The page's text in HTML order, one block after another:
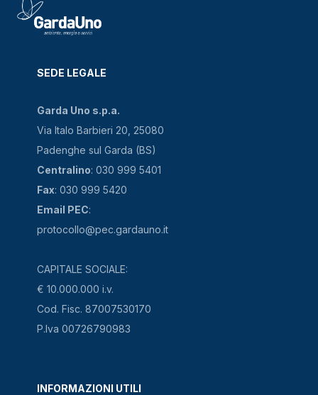
SEDE LEGALE
Garda Uno s.p.a.
Via Italo Barbieri 20, 25080
Padenghe sul Garda (BS)
Centralino: 030 999 5401
Fax: 030 999 5420
Email PEC:
protocollo@pec.gardauno.it
CAPITALE SOCIALE:
€ 10.000.000 i.v.
Cod. Fisc. 87007530170
P.Iva 00726790983
INFORMAZIONI UTILI